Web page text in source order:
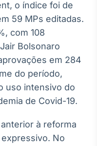
IA
breve
breve
o índice foi de
59 MPs editadas.
com 108
Bolsonaro
em 284
do período,
uso intensivo do
de Covid-19.
à reforma
No